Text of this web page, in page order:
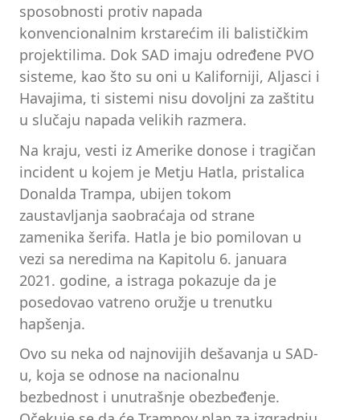
sposobnosti protiv napada
konvencionalnim krstarećim ili balističkim
projektilima. Dok SAD imaju određene PVO
sisteme, kao što su oni u Kaliforniji, Aljasci i
Havajima, ti sistemi nisu dovoljni za zaštitu
u slučaju napada velikih razmera.
Na kraju, vesti iz Amerike donose i tragičan
incident u kojem je Metju Hatla, pristalica
Donalda Trampa, ubijen tokom
zaustavljanja saobraćaja od strane
zamenika šerifa. Hatla je bio pomilovan u
vezi sa neredima na Kapitolu 6. januara
2021. godine, a istraga pokazuje da je
posedovao vatreno oružje u trenutku
hapšenja.
Ovo su neka od najnovijih dešavanja u SAD-
u, koja se odnose na nacionalnu
bezbednost i unutrašnje obezbeđenje.